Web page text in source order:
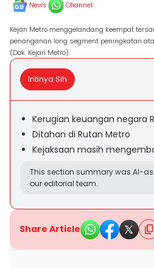
News Channel
Kejari Metro menggelandang keempat
penanganan long segment peningkatan
(Dok. Kejari Metro).
Intinya Sih
Kerugian keuangan negara
Ditahan di Rutan Metro
Kejaksaan masih
This section summary was AI-
our editorial team.
Share Article